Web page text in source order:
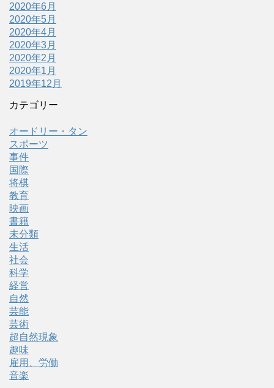
2020年6月
2020年5月
2020年4月
2020年3月
2020年2月
2020年1月
2019年12月
カテゴリー
オードリー・タン
スポーツ
事件
国際
将棋
教育
映画
書籍
未分類
生活
社会
科学
経営
自然
芸能
芸術
超自然現象
趣味
雇用、労働
音楽